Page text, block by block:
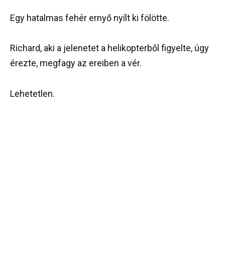
Egy hatalmas fehér ernyő nyílt ki fölötte.
Richard, aki a jelenetet a helikopterből figyelte, úgy
érezte, megfagy az ereiben a vér.
Lehetetlen.